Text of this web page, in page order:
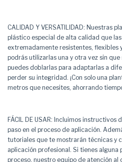
CALIDAD Y VERSATILIDAD: Nuestras
plástico especial de alta calidad que
extremadamente resistentes, flexibles
podrás utilizarlas una y otra vez sin
puedes doblarlas para adaptarlas a
perder su integridad. ¡Con solo una
metros que necesites, ahorrando
FÁCIL DE USAR: Incluimos
paso en el proceso de aplicación.
tutoriales que te mostrarán técnicas y
aplicación profesional. Si tienes alguna
proceso, nuestro equipo de atención